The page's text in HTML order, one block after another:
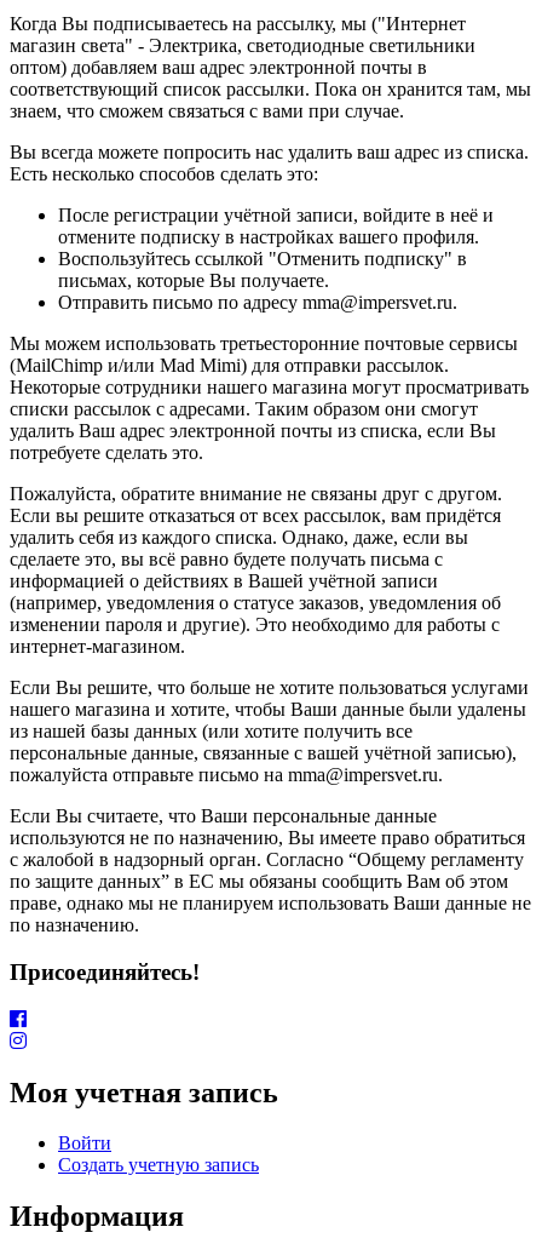
Когда Вы подписываетесь на рассылку, мы ("Интернет
магазин света" - Электрика, светодиодные светильники
оптом) добавляем ваш адрес электронной почты в
соответствующий список рассылки. Пока он хранится там, мы
знаем, что сможем связаться с вами при случае.
Вы всегда можете попросить нас удалить ваш адрес из списка.
Есть несколько способов сделать это:
После регистрации учётной записи, войдите в неё и
отмените подписку в настройках вашего профиля.
Воспользуйтесь ссылкой "Отменить подписку" в
письмах, которые Вы получаете.
Отправить письмо по адресу mma@impersvet.ru.
Мы можем использовать третьесторонние почтовые сервисы
(MailChimp и/или Mad Mimi) для отправки рассылок.
Некоторые сотрудники нашего магазина могут просматривать
списки рассылок с адресами. Таким образом они смогут
удалить Ваш адрес электронной почты из списка, если Вы
потребуете сделать это.
Пожалуйста, обратите внимание не связаны друг с другом.
Если вы решите отказаться от всех рассылок, вам придётся
удалить себя из каждого списка. Однако, даже, если вы
сделаете это, вы всё равно будете получать письма с
информацией о действиях в Вашей учётной записи
(например, уведомления о статусе заказов, уведомления об
изменении пароля и другие). Это необходимо для работы с
интернет-магазином.
Если Вы решите, что больше не хотите пользоваться услугами
нашего магазина и хотите, чтобы Ваши данные были удалены
из нашей базы данных (или хотите получить все
персональные данные, связанные с вашей учётной записью),
пожалуйста отправьте письмо на mma@impersvet.ru.
Если Вы считаете, что Ваши персональные данные
используются не по назначению, Вы имеете право обратиться
с жалобой в надзорный орган. Согласно “Общему регламенту
по защите данных” в ЕС мы обязаны сообщить Вам об этом
праве, однако мы не планируем использовать Ваши данные не
по назначению.
Присоединяйтесь!
Моя учетная запись
Войти
Создать учетную запись
Информация